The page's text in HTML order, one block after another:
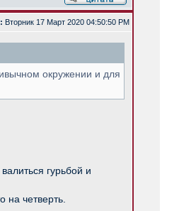
Вторник 17 Март 2020 04:50:50 PM
окружении и для
гурьбой и
четверть.